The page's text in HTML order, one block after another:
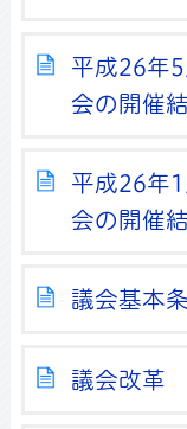
平成26年
会の開催
平成26年
会の開催
議会基本
議会改革